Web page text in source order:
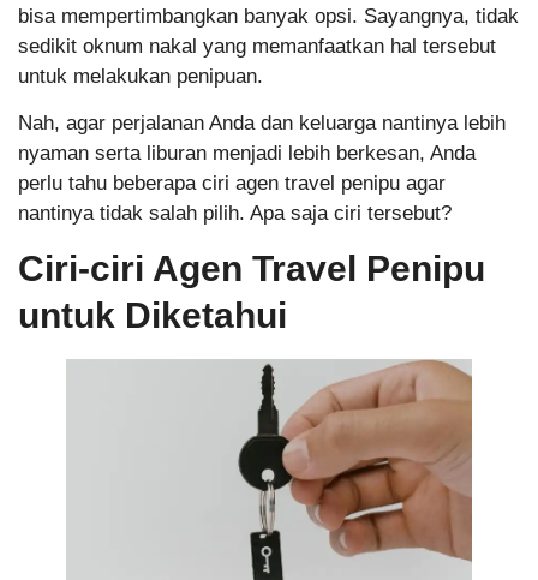
bisa mempertimbangkan banyak opsi. Sayangnya, tidak
sedikit oknum nakal yang memanfaatkan hal tersebut
untuk melakukan penipuan.
Nah, agar perjalanan Anda dan keluarga nantinya lebih
nyaman serta liburan menjadi lebih berkesan, Anda
perlu tahu beberapa ciri agen travel penipu agar
nantinya tidak salah pilih. Apa saja ciri tersebut?
Ciri-ciri Agen Travel Penipu
untuk Diketahui